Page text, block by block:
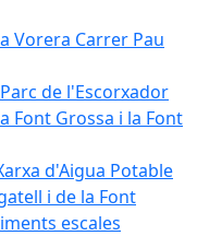
Vorera Carrer Pau
de l'Escorxador
Font Grossa i la Font
d'Aigua Potable
i de la Font
escales